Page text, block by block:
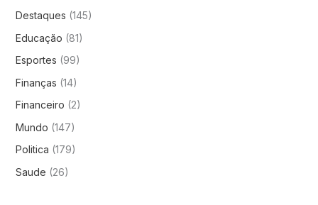
Destaques (145)
Educação (81)
Esportes (99)
Finanças (14)
Financeiro (2)
Mundo (147)
Politica (179)
Saude (26)